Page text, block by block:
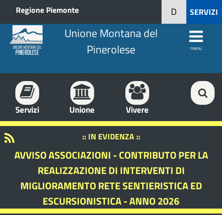
Regione Piemonte SERVIZI
D
Unione Montana del
Pinerolese
menu
Servizi Unione Vivere
:: IN EVIDENZA ::
AVVISO ASSOCIAZIONI - CONTRIBUTO PER LA
REALIZZAZIONE DI INTERVENTI DI
MIGLIORAMENTO RETE SENTIERISTICA ED
ESCURSIONISTICA - ANNO 2026